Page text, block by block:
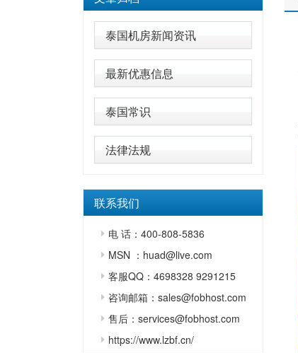
泰国机房新闻资讯
最新优惠信息
泰国常识
法律法规
联系我们
电 话：400-808-5836
MSN ：huad@live.com
客服QQ：4698328 9291215
咨询邮箱：sales@fobhost.com
售后：services@fobhost.com
https://www.lzbf.cn/